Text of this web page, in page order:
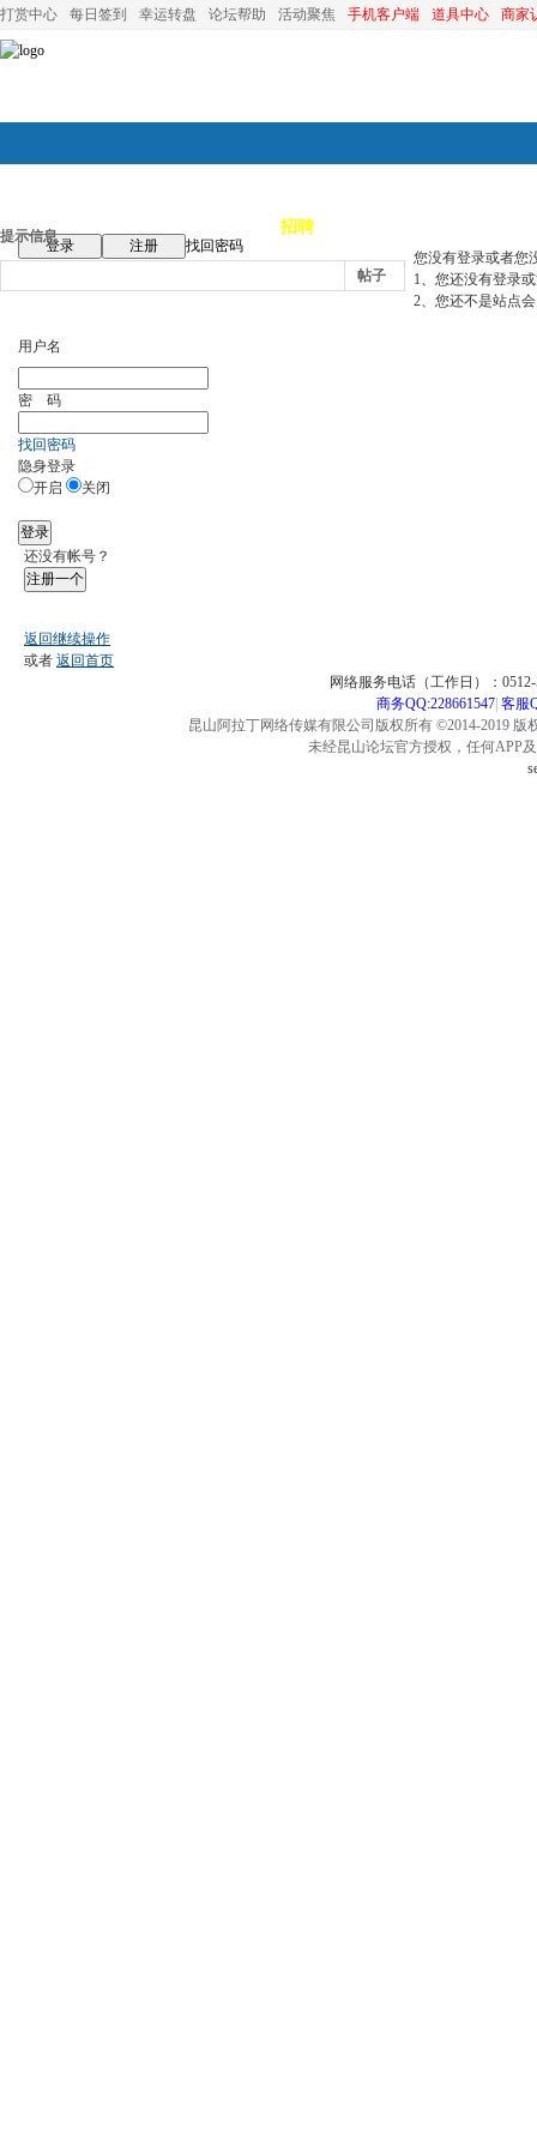
打赏中心 每日签到 幸运转盘 论坛帮助 活动聚焦 手机客户端 道具中心 商家
论坛首页 招聘
登录 注册
找回密码
帖子
提示信息
您没有登录或者您
1、您还没有登录
2、您还不是站点
用户名
密 码
找回密码
隐身登录
开启
关闭
登录
还没有帐号？
注册一个
返回继续操作
或者 返回首页
网络服务电话（工作日）：
商务QQ:228661547| 客服
昆山阿拉丁网络传媒有限公司版权所有 ©2014-2019
未经昆山论坛官方授权，任何APP